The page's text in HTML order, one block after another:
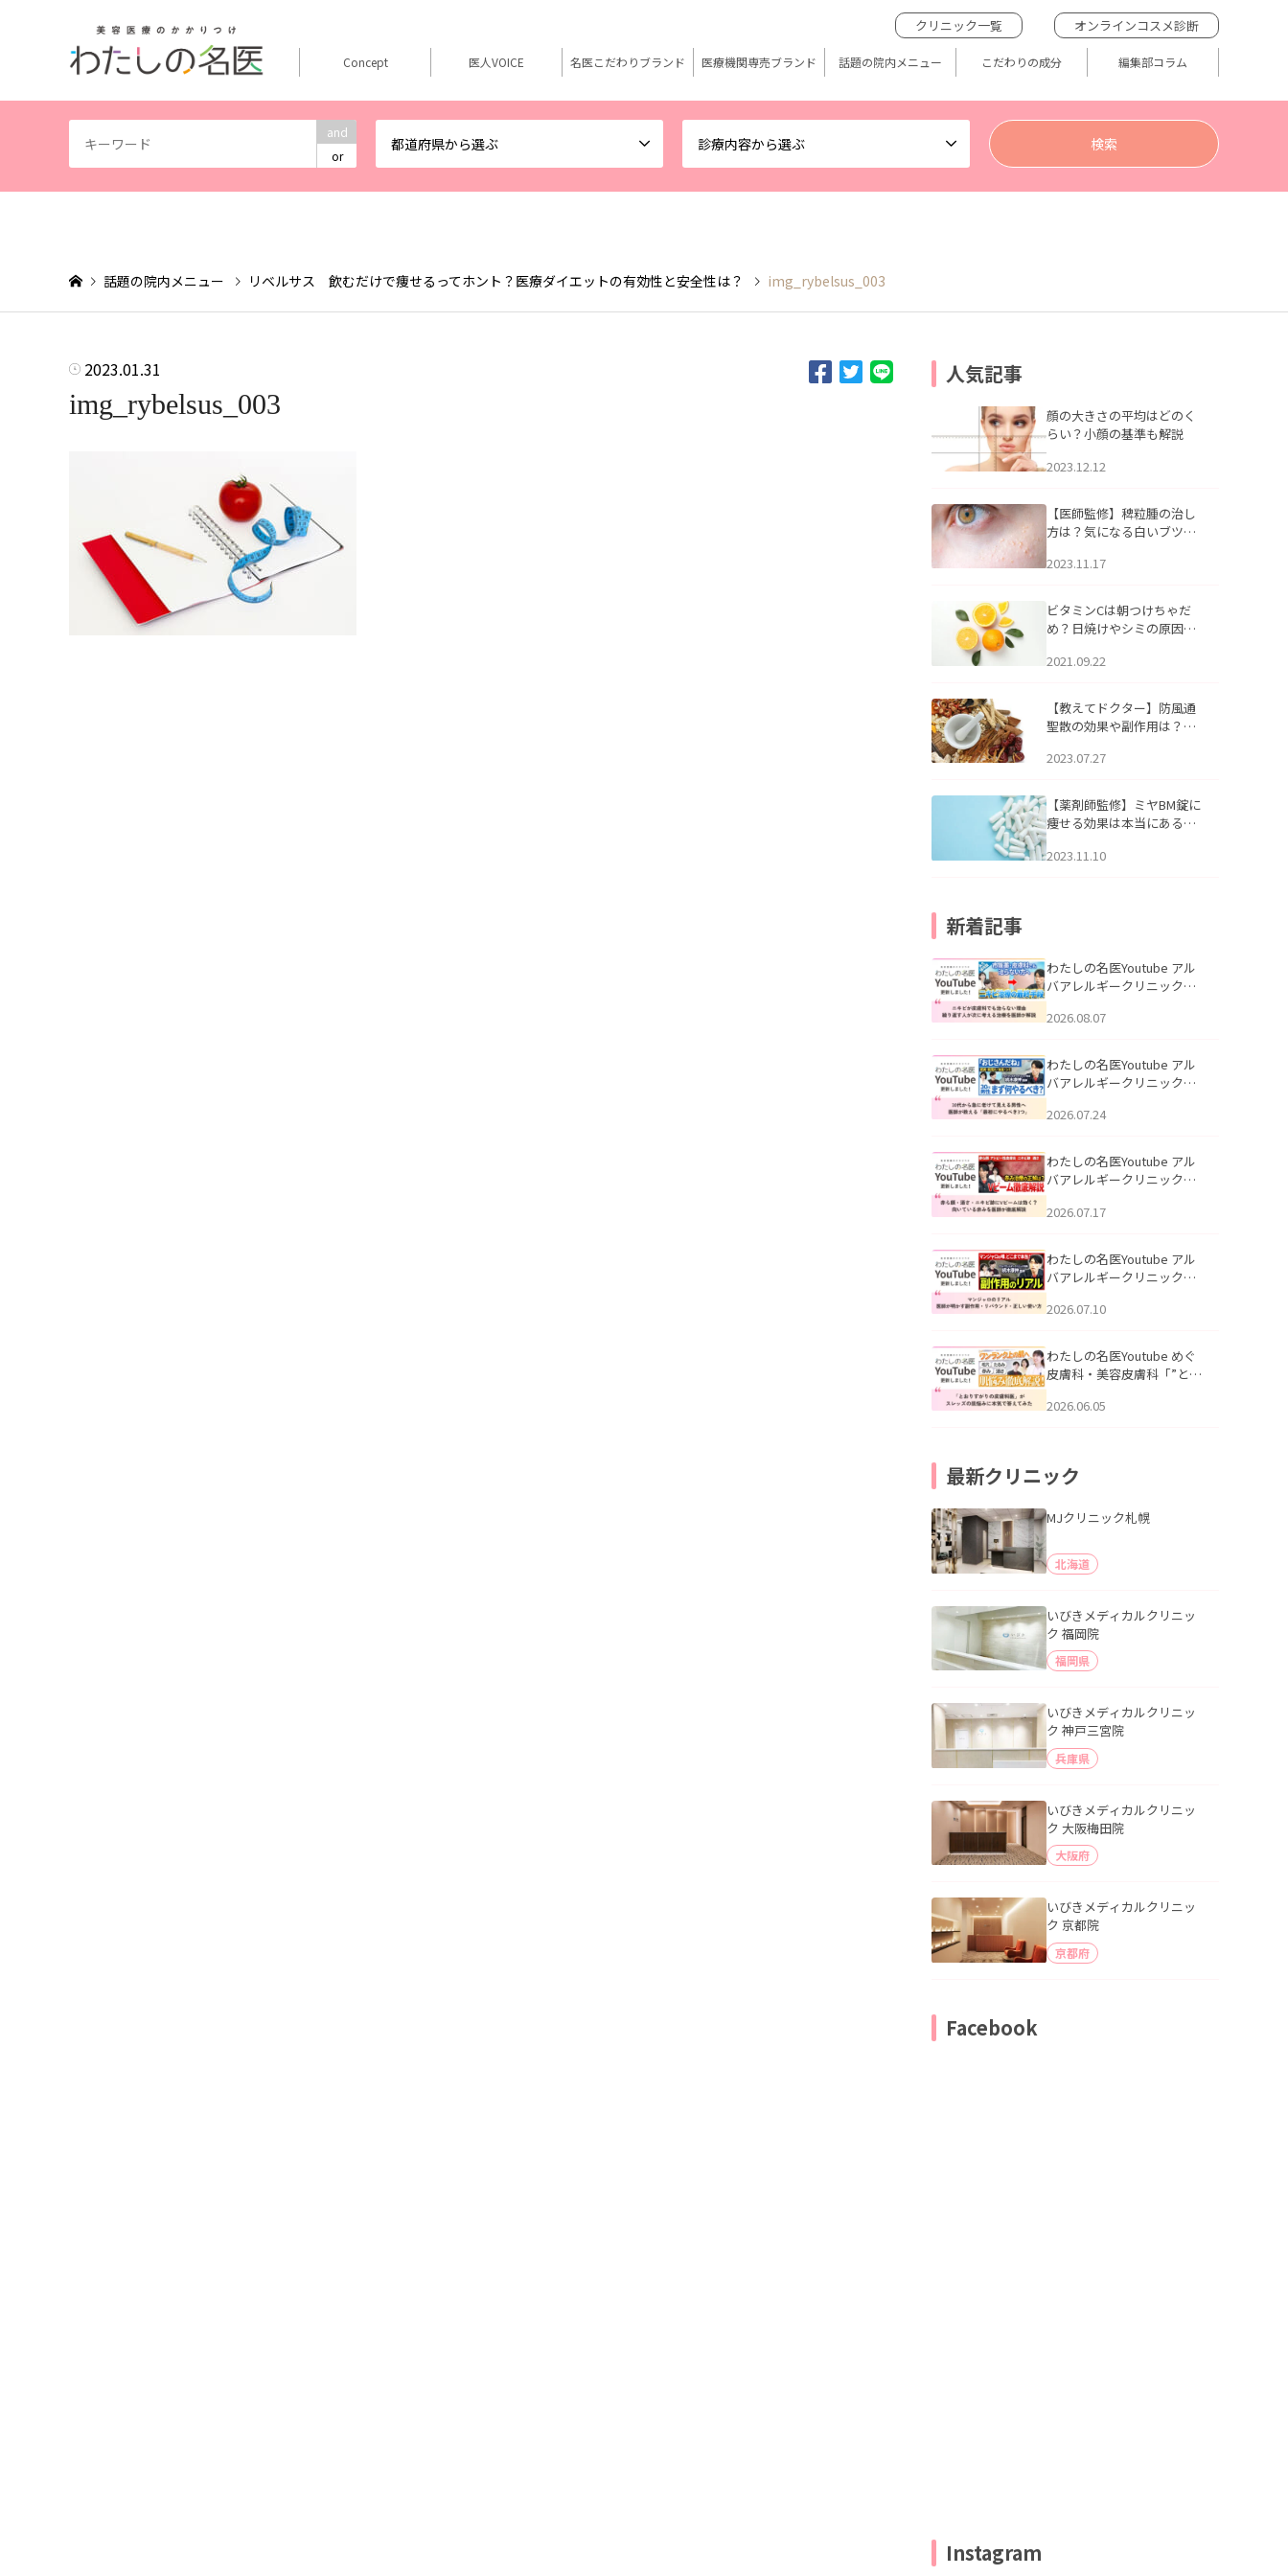
and
or
都道府県から選ぶ 診療内容から選ぶ
クリニック一覧 オンラインコスメ診断
Concept 医人VOICE 名医こだわりブランド 医療機関専売ブランド 話題の院内メニュー こだわりの成分 編集部コラム
話題の院内メニュー リベルサス 飲むだけで痩せるってホント？医療ダイエットの有効性と安全性は？ img_rybelsus_003
2023.01.31
img_rybelsus_003
人気記事
顔の大きさの平均はどのく
らい？小顔の基準も解説
2023.12.12
【医師監修】稗粒腫の治し
方は？気になる白いブツブ
アについて
2023.11.17
ビタミンCは朝つけちゃだ
め？日焼けやシミの原因に
2021.09.22
【教えてドクター】防風通
聖散の効果や副作用は？長
2023.07.27
【薬剤師監修】ミヤBM錠に
痩せる効果は本当にある
2023.11.10
新着記事
わたしの名医Youtube アル
バアレルギークリニック札
らない理由｜繰り返す人が
説」を公開いたしました。
2026.08.07
わたしの名医Youtube アル
バアレルギークリニック札
える男性へ｜医師が教える
公開いたしました。
2026.07.24
わたしの名医Youtube アル
バアレルギークリニック札
跡にVビームは効く？向いて
説」を公開いたしました。
2026.07.17
わたしの名医Youtube アル
バアレルギークリニック札
医師が明かす副作用・リバ
公開いたしました。
2026.07.10
わたしの名医Youtube めぐ
皮膚科・美容皮膚科「”とお
ッズの肌悩みに本気で答え
2026.06.05
最新クリニック
MJクリニック札幌
北海道
いびきメディカルクリニッ
ク 福岡院
福岡県
いびきメディカルクリニッ
ク 神戸三宮院
兵庫県
いびきメディカルクリニッ
ク 大阪梅田院
大阪府
いびきメディカルクリニッ
ク 京都院
京都府
Facebook
Instagram